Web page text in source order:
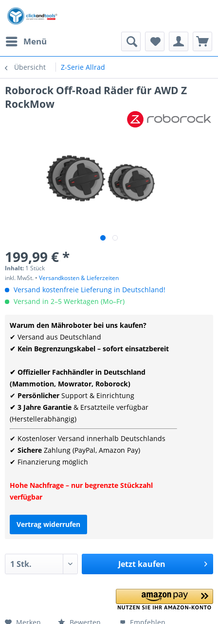
Menü
Übersicht Z-Serie Allrad
Roborock Off-Road Räder für AWD Z
RockMow
199,99 € *
Inhalt: 1 Stück
inkl. MwSt. • Versandkosten & Lieferzeiten
Versand kostenfreie Lieferung in Deutschland!
Versand in 2–5 Werktagen (Mo–Fr)
Warum den Mähroboter bei uns kaufen?
✔ Versand aus Deutschland
✔ Kein Begrenzungskabel – sofort einsatzbereit
✔ Offizieller Fachhändler in Deutschland
(Mammotion, Mowrator, Roborock)
✔ Persönlicher Support & Einrichtung
✔ 3 Jahre Garantie & Ersatzteile verfügbar
(Herstellerabhängig)
✔ Kostenloser Versand innerhalb Deutschlands
✔ Sichere Zahlung (PayPal, Amazon Pay)
✔ Finanzierung möglich
Hohe Nachfrage – nur begrenzte Stückzahl
verfügbar
Vertrag widerrufen
Jetzt kaufen